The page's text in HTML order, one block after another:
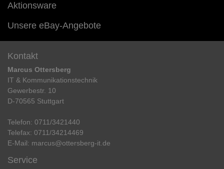
Aktionsware
Unsere eBay-Angebote
Kontakt
Marcus Ottersberg
IT & Kommunikationstechnik
Gewerbestr. 10
D-70565 Stuttgart
Telefon: 0711/3421440
Telefax: 0711/34214469
E-Mail: marcus@ottersberg-it.de
Service